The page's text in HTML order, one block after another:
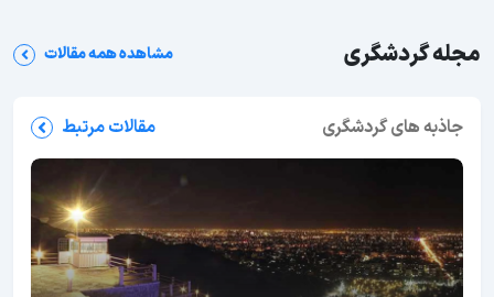
مجله گردشگری مشاهده همه مقالات
جاذبه های گردشگری مقالات مرتبط